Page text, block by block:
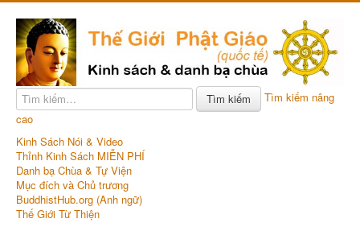
Tìm kiếm
Tìm kiếm nâng
cao
Kinh Sách Nói & Video
Thỉnh Kinh Sách MIỄN PHÍ
Danh bạ Chùa & Tự Viện
Mục đích và Chủ trương
BuddhistHub.org (Anh ngữ)
Thế Giới Từ Thiện